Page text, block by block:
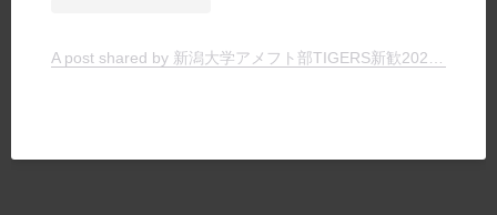
A post shared by 新潟大学アメフト部TIGERS新歓2024 (@tigers_recruit_)